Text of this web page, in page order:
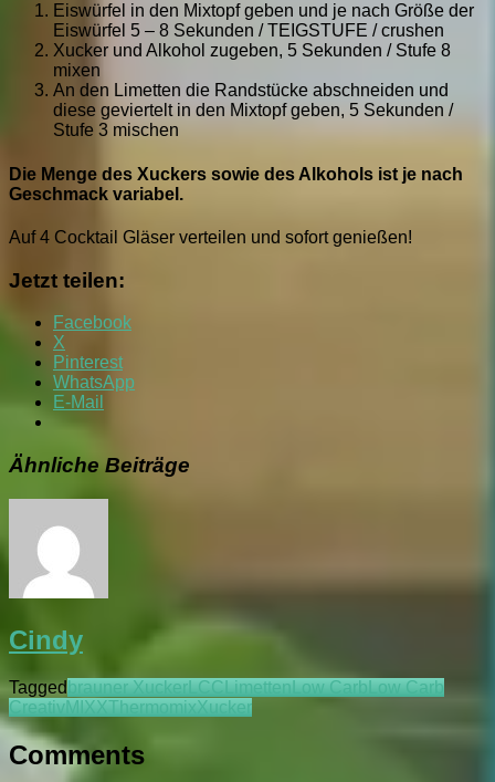
Eiswürfel in den Mixtopf geben und je nach Größe der
Eiswürfel 5 – 8 Sekunden / TEIGSTUFE / crushen
Xucker und Alkohol zugeben, 5 Sekunden / Stufe 8
mixen
An den Limetten die Randstücke abschneiden und
diese geviertelt in den Mixtopf geben, 5 Sekunden /
Stufe 3 mischen
Die Menge des Xuckers sowie des Alkohols ist je nach
Geschmack variabel.
Auf 4 Cocktail Gläser verteilen und sofort genießen!
Jetzt teilen:
Facebook
X
Pinterest
WhatsApp
E-Mail
Ähnliche Beiträge
Cindy
Taggedbrauner XuckerLCCLimettenLow CarbLow Carb
CreativMIXXThermomixXucker
Comments